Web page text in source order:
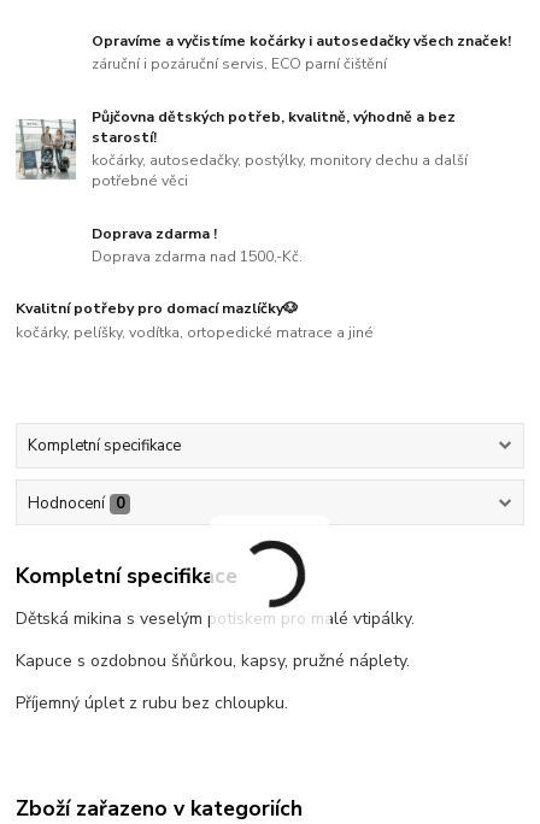
Opravíme a vyčistíme kočárky i autosedačky všech značek!
záruční i pozáruční servis, ECO parní čištění
Půjčovna dětských potřeb, kvalitně, výhodně a bez
starostí!
kočárky, autosedačky, postýlky, monitory dechu a další
potřebné věci
Doprava zdarma !
Doprava zdarma nad 1500,-Kč.
Kvalitní potřeby pro domací mazlíčky🐶
kočárky, pelíšky, vodítka, ortopedické matrace a jiné
Kompletní specifikace
Hodnocení 0
Kompletní specifikace
Dětská mikina s veselým potiskem pro malé vtipálky.
Kapuce s ozdobnou šňůrkou, kapsy, pružné náplety.
Příjemný úplet z rubu bez chloupku.
Zboží zařazeno v kategoriích